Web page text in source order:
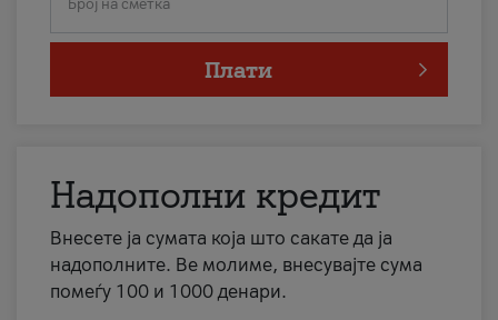
Број на сметка
Плати
Надополни кредит
Внесете ја сумата која што сакате да ја
надополните. Ве молиме, внесувајте сума
помеѓу 100 и 1000 денари.